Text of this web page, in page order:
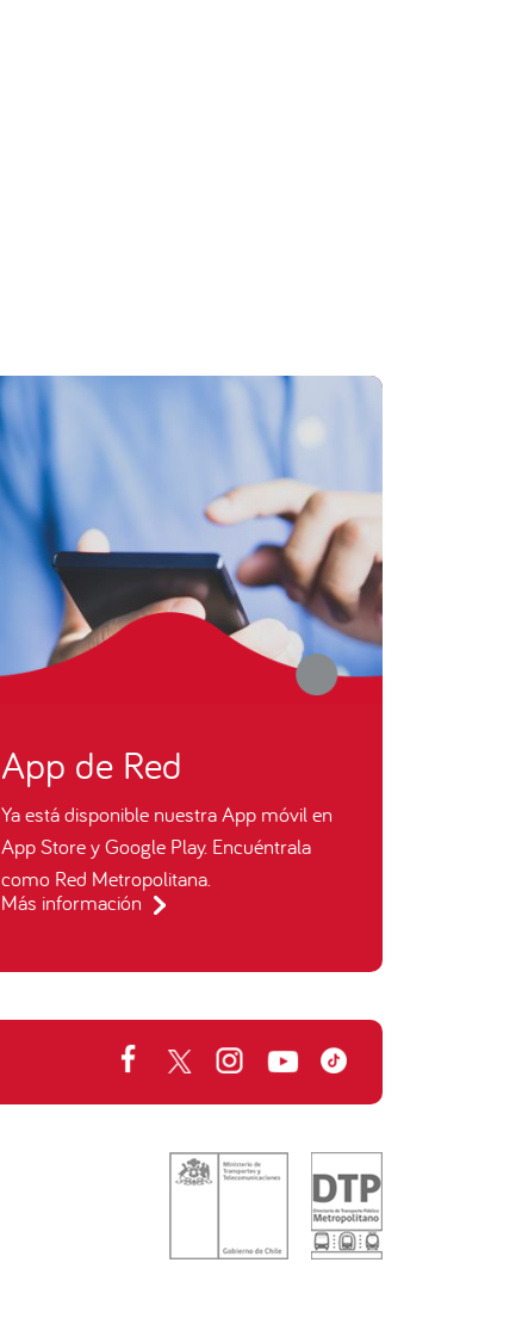
App de Red
Ya está disponible nuestra App móvil en
App Store y Google Play. Encuéntrala
como Red Metropolitana.
Más información